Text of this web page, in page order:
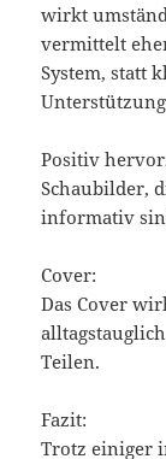
wirkt
vermittelt
System, statt
Positiv
Schaubilder,
informativ
Cover:
Das Cover
Teilen.
Fazit:
Trotz einiger